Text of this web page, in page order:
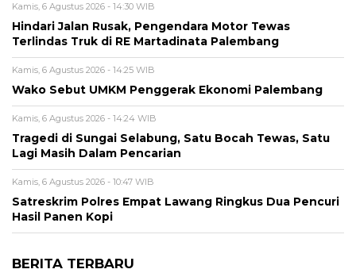
Kamis, 6 Agustus 2026 - 14:30 WIB
Hindari Jalan Rusak, Pengendara Motor Tewas
Terlindas Truk di RE Martadinata Palembang
Kamis, 6 Agustus 2026 - 14:25 WIB
Wako Sebut UMKM Penggerak Ekonomi Palembang
Kamis, 6 Agustus 2026 - 14:24 WIB
Tragedi di Sungai Selabung, Satu Bocah Tewas, Satu
Lagi Masih Dalam Pencarian
Kamis, 6 Agustus 2026 - 10:47 WIB
Satreskrim Polres Empat Lawang Ringkus Dua Pencuri
Hasil Panen Kopi
BERITA TERBARU